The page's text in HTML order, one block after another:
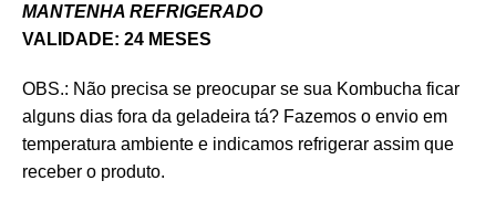
MANTENHA REFRIGERADO
VALIDADE: 24 MESES
OBS.: Não precisa se preocupar se sua Kombucha ficar
alguns dias fora da geladeira tá? Fazemos o envio em
temperatura ambiente e indicamos refrigerar assim que
receber o produto.